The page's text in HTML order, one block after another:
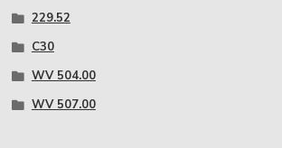
229.52
C30
WV 504.00
WV 507.00